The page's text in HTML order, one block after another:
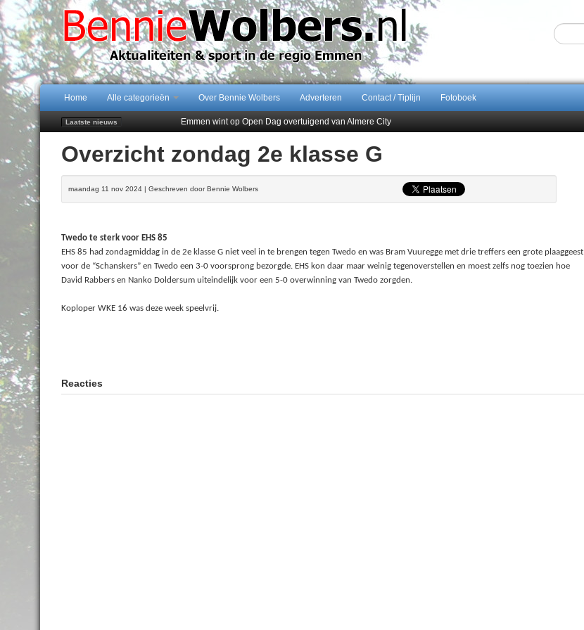
Home Alle categorieën Over Bennie Wolbers Adverteren Contact / Tiplijn Fotoboek
Laatste nieuws
Emmen wint op Open Dag overtuigend van Almere City
Jubileumfeest 35 jaar De Amer
Hunzeloopwandeltocht keert op 19 september 2026 terug naar Zuidlaren
102 kaarsen voor eeuwling Mieke Sijbom-Maatje
Overzicht zondag 2e klasse G
maandag 11 nov 2024 | Geschreven door Bennie Wolbers
Twedo te sterk voor EHS 85
EHS 85 had zondagmiddag in de 2e klasse G niet veel in te brengen tegen Twedo en was Bram Vuuregge met drie treffers een grote plaaggeest
voor de “Schanskers” en Twedo een 3-0 voorsprong bezorgde. EHS kon daar maar weinig tegenoverstellen en moest zelfs nog toezien hoe
David Rabbers en Nanko Doldersum uiteindelijk voor een 5-0 overwinning van Twedo zorgden.
Koploper WKE 16 was deze week speelvrij.
Reacties